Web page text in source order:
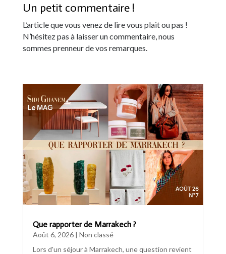
Un petit commentaire !
L’article que vous venez de lire vous plait ou pas !
N’hésitez pas à laisser un commentaire, nous
sommes prenneur de vos remarques.
Que rapporter de Marrakech ?
Août 6, 2026| Non classé
Lors d'un séjour à Marrakech, une question revient